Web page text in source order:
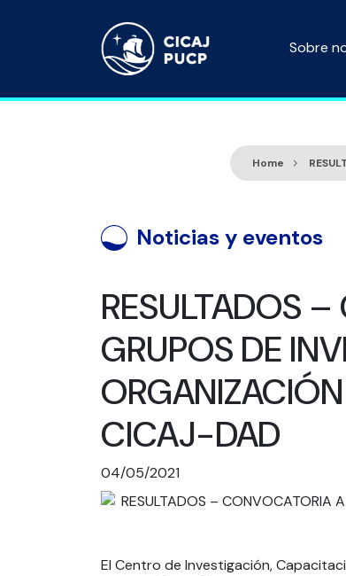
Sobre
Home
Noticias y eventos
RESULTADOS
GRUPOS DE
CICAJ-DAD
04/05/2021
El Centro de Investigación,